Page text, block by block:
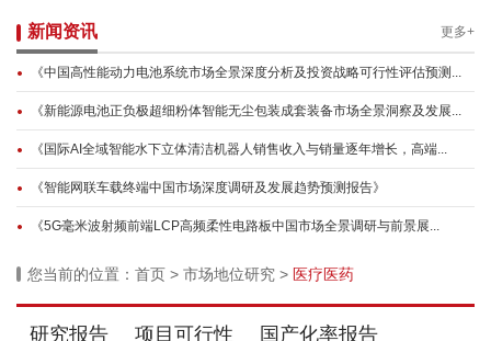
新闻资讯 更多+
《中国高性能动力电池系统市场全景深度分析及投资战略可行性评估预测...
《新能源电池正负极超细粉体智能无尘包装成套装备市场全景洞察及发展...
《国际AI全域智能水下立体清洁机器人销售收入与销量逐年增长，高端...
《智能网联车载终端中国市场深度调研及发展趋势预测报告》
《5G毫米波射频前端LCP高频柔性电路板中国市场全景调研与前景展...
您当前的位置： 首页 > 市场地位研究 > 医疗医药
研究报告 项目可行性 国产化率报告